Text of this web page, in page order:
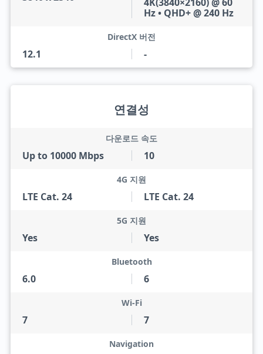
4K(3840×2160) @ 60
Hz • QHD+ @ 240 Hz
12.1
DirectX 버전
-
연결성
Up to 10000 Mbps
다운로드 속도
10
LTE Cat. 24
4G 지원
LTE Cat. 24
Yes
5G 지원
Yes
6.0
Bluetooth
6
7
Wi-Fi
7
Navigation